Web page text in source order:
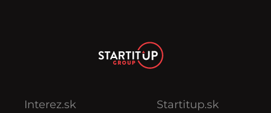
Interez.sk
Startitup.sk